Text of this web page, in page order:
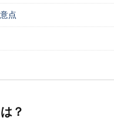
点
？